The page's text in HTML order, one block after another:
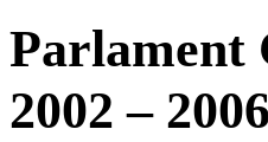
Parlament
2002 – 2006